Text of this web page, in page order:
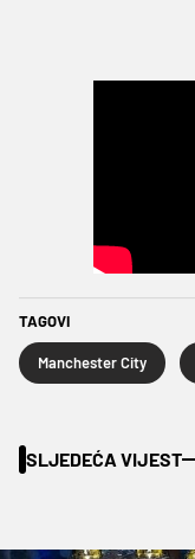
TAGOVI
Manchester City
SLJEDEĆA VIJEST